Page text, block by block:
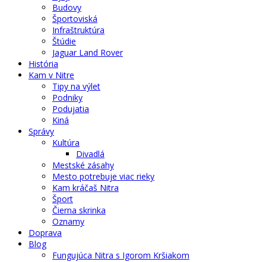
Budovy
Športoviská
Infraštruktúra
Štúdie
Jaguar Land Rover
História
Kam v Nitre
Tipy na výlet
Podniky
Podujatia
Kiná
Správy
Kultúra
Divadlá
Mestské zásahy
Mesto potrebuje viac rieky
Kam kráčaš Nitra
Šport
Čierna skrinka
Oznamy
Doprava
Blog
Fungujúca Nitra s Igorom Kršiakom